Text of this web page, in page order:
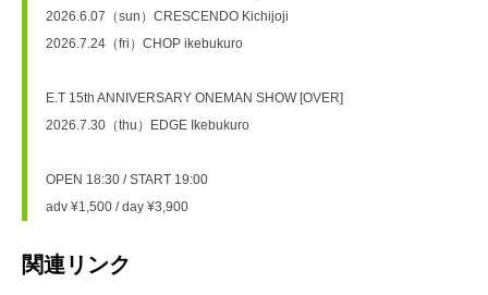
2026.6.07（sun）CRESCENDO Kichijoji
2026.7.24（fri）CHOP ikebukuro
E.T 15th ANNIVERSARY ONEMAN SHOW [OVER]
2026.7.30（thu）EDGE Ikebukuro
OPEN 18:30 / START 19:00
adv ¥1,500 / day ¥3,900
関連リンク